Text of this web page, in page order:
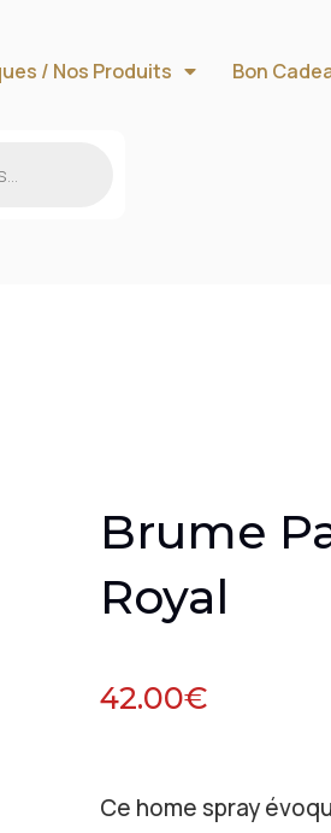
/ Nos Produits Bon
Brume
Royal
42.00€
Ce home spray